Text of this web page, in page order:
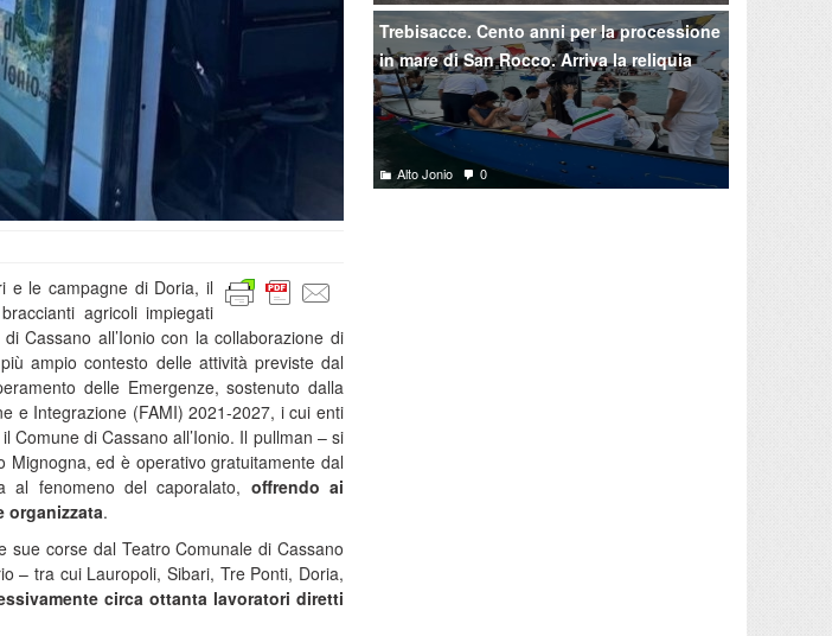
e le campagne di Doria, il
agricoli impiegati
Cassano all’Ionio con la collaborazione di
ampio contesto delle attività previste dal
delle Emergenze, sostenuto dalla
e Integrazione (FAMI) 2021-2027, i cui enti
di Cassano all’Ionio. Il pullman – si
ed è operativo gratuitamente dal
al fenomeno del caporalato, offrendo ai
organizzata.
sue corse dal Teatro Comunale di Cassano
– tra cui Lauropoli, Sibari, Tre Ponti, Doria,
circa ottanta lavoratori diretti
Trebisacce. Cento anni per la processione
in mare di San Rocco. Arriva la reliquia
Alto Jonio 0